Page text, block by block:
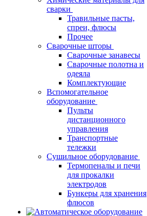
сварки
Травильные пасты,
спреи, флюсы
Прочее
Сварочные шторы
Сварочные занавесы
Сварочные полотна и
одеяла
Комплектующие
Вспомогательное
оборудование
Пульты
дистанционного
управления
Транспортные
тележки
Сушильное оборудование
Термопеналы и печи
для прокалки
электродов
Бункеры для хранения
флюсов